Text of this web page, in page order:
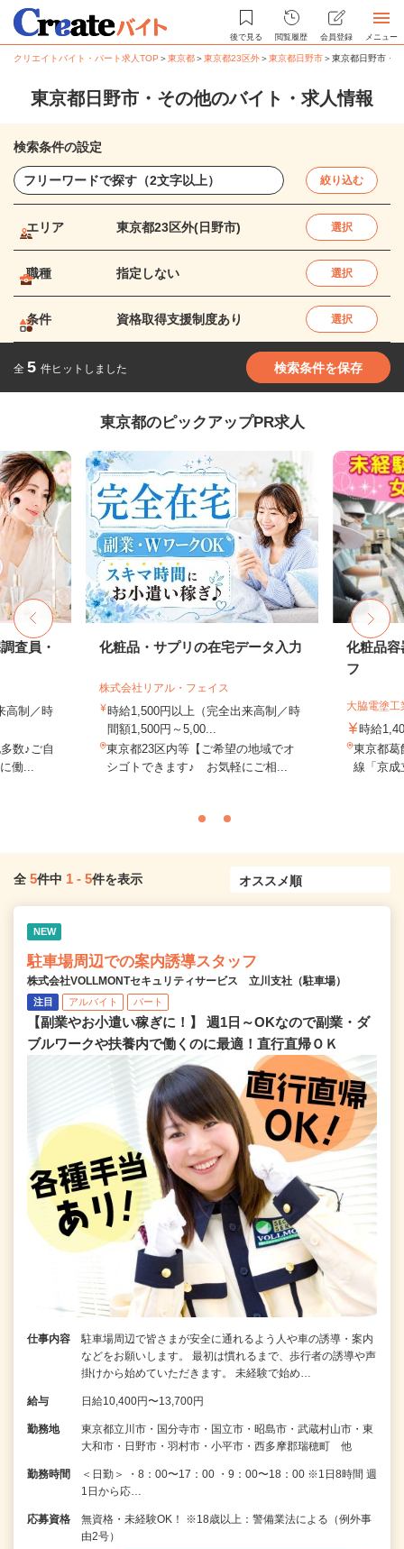
後で見る 閲覧履歴 会員登録 メニュー
クリエイトバイト・パート求人TOP ＞東京都＞東京都23区外＞東京都日野市＞東京都日野市・
東京都日野市・その他のバイト・求人情報
検索条件の設定
絞り込む
エリア 東京都23区外(日野市) 選択
職種 指定しない 選択
条件 資格取得支援制度あり 選択
全 5 件ヒットしました 検索条件を保存
東京都のピックアップPR求人
査員・
高制／時
数♪ご自
働...
化粧品・サプリの在宅データ入力
株式会社リアル・フェイス
時給1,500円以上（完全出来高制／時
間額1,500円～5,00...
東京都23区内等【ご希望の地域でオ
シゴトできます♪ お気軽にご相...
化粧品容
フ
大脇電塗工
時給
東京都葛
線「京成
全 5件中 1 - 5件を表示
NEW
駐車場周辺での案内誘導スタッフ
株式会社VOLLMONTセキュリティサービス 立川支社（駐車場）
注目 アルバイト パート
【副業やお小遣い稼ぎに！】 週1日～OKなので副業・ダ
ブルワークや扶養内で働くのに最適！直行直帰ＯＫ
仕事内容
駐車場周辺で皆さまが安全に通れるよう人や車の誘導・案内
などをお願いします。 最初は慣れるまで、歩行者の誘導や声
掛けから始めていただきます。 未経験で始め…
給与 日給10,400円〜13,700円
勤務地
東京都立川市・国分寺市・国立市・昭島市・武蔵村山市・東
大和市・日野市・羽村市・小平市・西多摩郡瑞穂町 他
勤務時間
＜日勤＞ ・8：00〜17：00 ・9：00〜18：00 ※1日8時間 週
1日から応…
応募資格
無資格・未経験OK！ ※18歳以上：警備業法による（例外事
由2号）